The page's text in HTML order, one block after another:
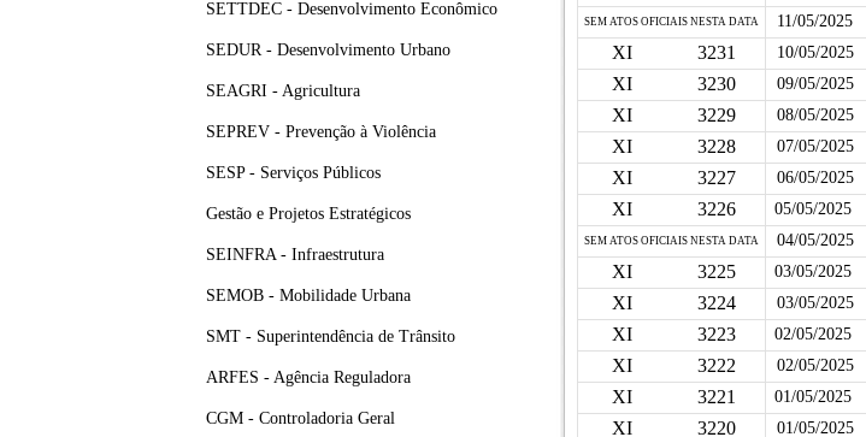
SETTDEC - Desenvolvimento Econômico
SEDUR - Desenvolvimento Urbano
SEAGRI - Agricultura
SEPREV - Prevenção à Violência
SESP - Serviços Públicos
Gestão e Projetos Estratégicos
SEINFRA - Infraestrutura
SEMOB - Mobilidade Urbana
SMT - Superintendência de Trânsito
ARFES - Agência Reguladora
CGM - Controladoria Geral
SEM ATOS OFICIAIS NESTA DATA 11/05/2025
XI 3231 10/05/2025
XI 3230 09/05/2025
XI 3229 08/05/2025
XI 3228 07/05/2025
XI 3227 06/05/2025
XI 3226 05/05/2025
SEM ATOS OFICIAIS NESTA DATA 04/05/2025
XI 3225 03/05/2025
XI 3224 03/05/2025
XI 3223 02/05/2025
XI 3222 02/05/2025
XI 3221 01/05/2025
XI 3220 01/05/2025